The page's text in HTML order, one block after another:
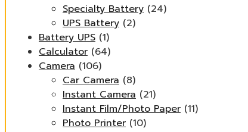
Specialty Battery (24)
UPS Battery (2)
Battery UPS (1)
Calculator (64)
Camera (106)
Car Camera (8)
Instant Camera (21)
Instant Film/Photo Paper (11)
Photo Printer (10)